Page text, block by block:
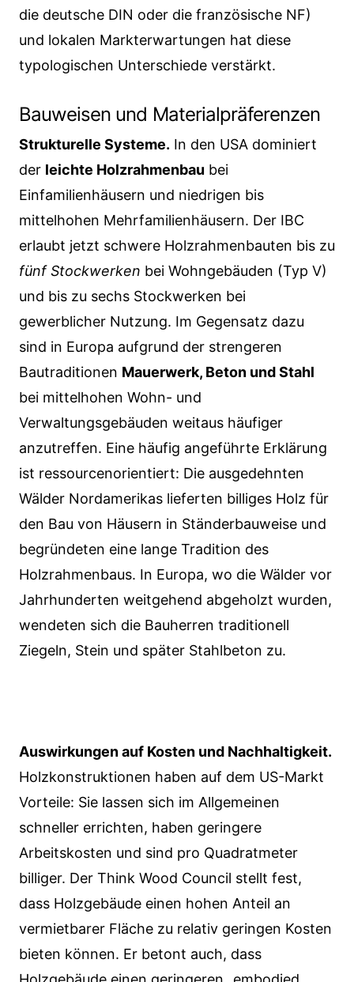
die deutsche DIN oder die französische NF)
und lokalen Markterwartungen hat diese
typologischen Unterschiede verstärkt.
Bauweisen und Materialpräferenzen
Strukturelle Systeme. In den USA dominiert
der leichte Holzrahmenbau bei
Einfamilienhäusern und niedrigen bis
mittelhohen Mehrfamilienhäusern. Der IBC
erlaubt jetzt schwere Holzrahmenbauten bis zu
fünf Stockwerken bei Wohngebäuden (Typ V)
und bis zu sechs Stockwerken bei
gewerblicher Nutzung. Im Gegensatz dazu
sind in Europa aufgrund der strengeren
Bautraditionen Mauerwerk, Beton und Stahl
bei mittelhohen Wohn- und
Verwaltungsgebäuden weitaus häufiger
anzutreffen. Eine häufig angeführte Erklärung
ist ressourcenorientiert: Die ausgedehnten
Wälder Nordamerikas lieferten billiges Holz für
den Bau von Häusern in Ständerbauweise und
begründeten eine lange Tradition des
Holzrahmenbaus. In Europa, wo die Wälder vor
Jahrhunderten weitgehend abgeholzt wurden,
wendeten sich die Bauherren traditionell
Ziegeln, Stein und später Stahlbeton zu.
Auswirkungen auf Kosten und Nachhaltigkeit.
Holzkonstruktionen haben auf dem US-Markt
Vorteile: Sie lassen sich im Allgemeinen
schneller errichten, haben geringere
Arbeitskosten und sind pro Quadratmeter
billiger. Der Think Wood Council stellt fest,
dass Holzgebäude einen hohen Anteil an
vermietbarer Fläche zu relativ geringen Kosten
bieten können. Er betont auch, dass